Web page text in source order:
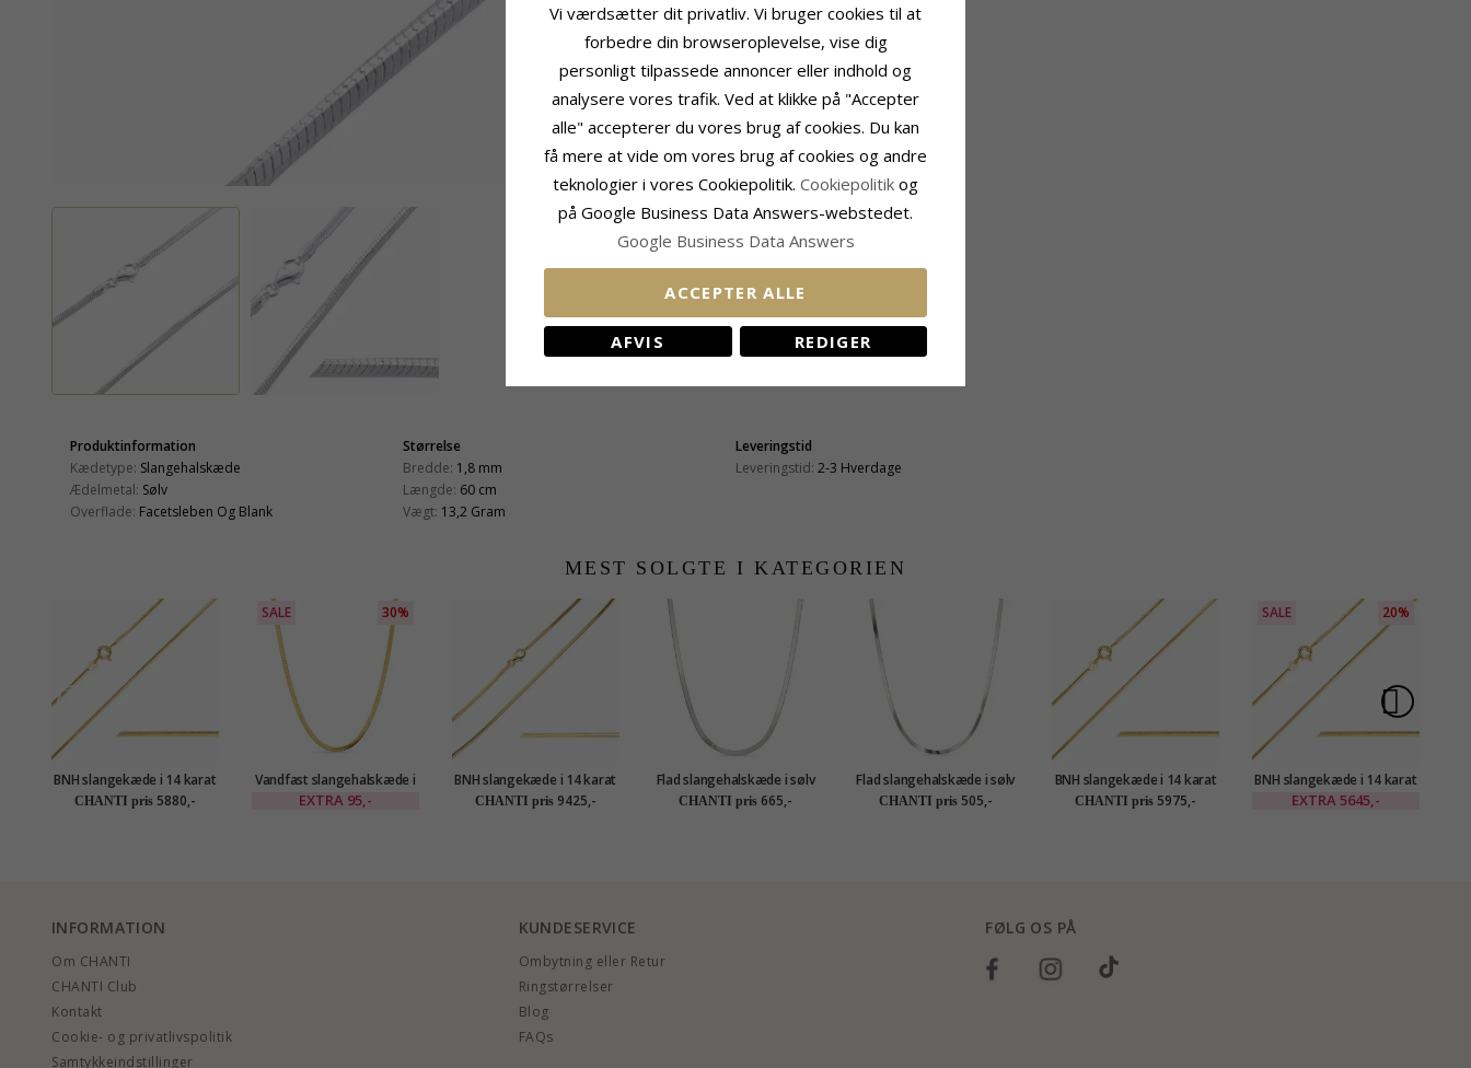
Produktinformation
Kædetype: Slangehalskæde
Ædelmetal: Sølv
Overflade: Facetsleben Og Blank
Størrelse
Bredde: 1,8 mm
Længde: 60 cm
Vægt: 13,2 Gram
Leveringstid
Leveringstid: 2-3 Hverdage
MEST SOLGTE I KATEGORIEN
BNH slangekæde i 14 karat
guld 42 cm x 1,0 mm
CHANTI pris 5880,-
SALE 30%
Vandfast slangehalskæde i
forgyldt stål 40+5 cm x 3
EXTRA 95,-
BNH slangekæde i 14 karat
guld 45 cm x 1,3 mm
CHANTI pris 9425,-
Flad slangehalskæde i sølv
40 plus 5 cm x
CHANTI pris 665,-
Flad slangehalskæde i sølv
40 plus 5 cm x
CHANTI pris 505,-
BNH slangekæde i 14 karat
guld 45 cm x 1,0 mm
CHANTI pris 5975,-
SALE 20%
BNH slangekæde i 14 karat
guld 50 cm x 1,0 mm
EXTRA 5645,-
INFORMATION
Om CHANTI
CHANTI Club
Kontakt
Cookie- og privatlivspolitik
Samtykkeindstillinger
KUNDESERVICE
Ombytning eller Retur
Ringstørrelser
Blog
FAQs
FØLG OS PÅ
Vi værdsætter dit privatliv. Vi bruger cookies til at
forbedre din browseroplevelse, vise dig
personligt tilpassede annoncer eller indhold og
analysere vores trafik. Ved at klikke på "Accepter
alle" accepterer du vores brug af cookies. Du kan
få mere at vide om vores brug af cookies og andre
teknologier i vores Cookiepolitik. Cookiepolitik og
på Google Business Data Answers-webstedet.
Google Business Data Answers
ACCEPTER ALLE
AFVIS REDIGER